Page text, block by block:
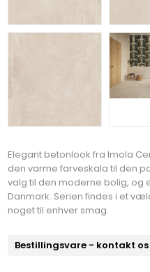
Elegant betonlook fra Imola
den varme farveskala til den
valg til den moderne bolig, og
Danmark. Serien findes i et
noget til enhver smag.
Bestillingsvare - kontakt